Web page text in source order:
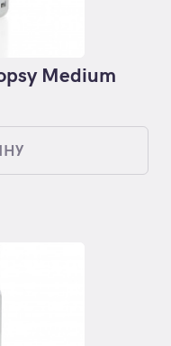
Medium